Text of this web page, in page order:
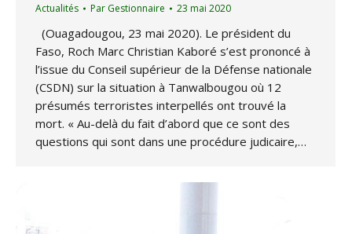
Actualités Par Gestionnaire 23 mai 2020
(Ouagadougou, 23 mai 2020). Le président du
Faso, Roch Marc Christian Kaboré s’est prononcé à
l’issue du Conseil supérieur de la Défense nationale
(CSDN) sur la situation à Tanwalbougou où 12
présumés terroristes interpellés ont trouvé la
mort. « Au-delà du fait d’abord que ce sont des
questions qui sont dans une procédure judicaire,…